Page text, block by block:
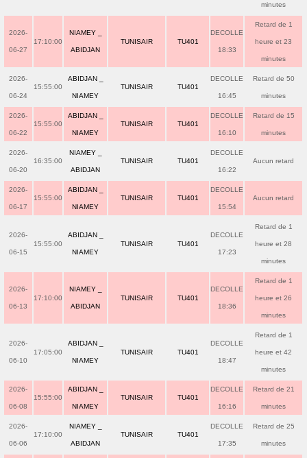
minutes
2026-
06-27
17:10:00
NIAMEY _
ABIDJAN
TUNISAIR TU401
DECOLLE
18:33
Retard de 1
heure et 23
minutes
2026-
06-24
15:55:00
ABIDJAN _
NIAMEY
TUNISAIR TU401
DECOLLE
16:45
Retard de 50
minutes
2026-
06-22
15:55:00
ABIDJAN _
NIAMEY
TUNISAIR TU401
DECOLLE
16:10
Retard de 15
minutes
2026-
06-20
16:35:00
NIAMEY _
ABIDJAN
TUNISAIR TU401
DECOLLE
16:22
Aucun retard
2026-
06-17
15:55:00
ABIDJAN _
NIAMEY
TUNISAIR TU401
DECOLLE
15:54
Aucun retard
2026-
06-15
15:55:00
ABIDJAN _
NIAMEY
TUNISAIR TU401
DECOLLE
17:23
Retard de 1
heure et 28
minutes
2026-
06-13
17:10:00
NIAMEY _
ABIDJAN
TUNISAIR TU401
DECOLLE
18:36
Retard de 1
heure et 26
minutes
2026-
06-10
17:05:00
ABIDJAN _
NIAMEY
TUNISAIR TU401
DECOLLE
18:47
Retard de 1
heure et 42
minutes
2026-
06-08
15:55:00
ABIDJAN _
NIAMEY
TUNISAIR TU401
DECOLLE
16:16
Retard de 21
minutes
2026-
06-06
17:10:00
NIAMEY _
ABIDJAN
TUNISAIR TU401
DECOLLE
17:35
Retard de 25
minutes